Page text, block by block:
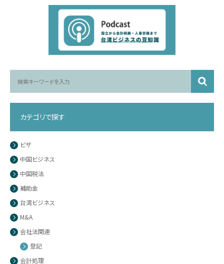
カテゴリで探す
ビザ
中国ビジネス
中国税法
補助金
台湾ビジネス
M&A
会社法関連
登記
会計処理